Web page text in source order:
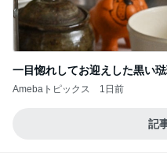
一目惚れしてお迎えした黒い
Amebaトピックス 1日前
記